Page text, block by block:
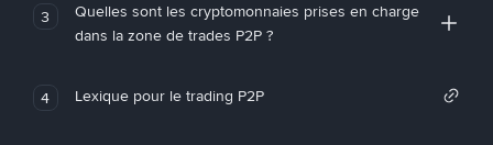
3
Quelles sont les cryptomonnaies prises en charge
dans la zone de trades P2P ?
4 Lexique pour le trading P2P